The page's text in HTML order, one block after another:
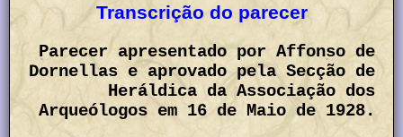
Transcrição do parecer
Parecer apresentado por Affonso de
Dornellas e aprovado pela Secção de
Heráldica da Associação dos
Arqueólogos em 16 de Maio de 1928.